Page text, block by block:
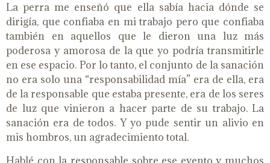
La perra me enseñó que ella sabía hacia dónde se
dirigía, que confiaba en mi trabajo pero que confiaba
también en aquellos que le dieron una luz más
poderosa y amorosa de la que yo podría transmitirle
en ese espacio. Por lo tanto, el conjunto de la sanación
no era solo una “responsabilidad mía” era de ella, era
de la responsable que estaba presente, era de los seres
de luz que vinieron a hacer parte de su trabajo. La
sanación era de todos. Y yo pude sentir un alivio en
mis hombros, un agradecimiento total.